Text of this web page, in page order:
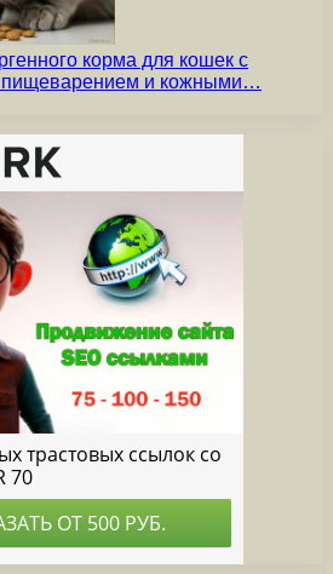
корма для кошек с
пищеварением и кожными…